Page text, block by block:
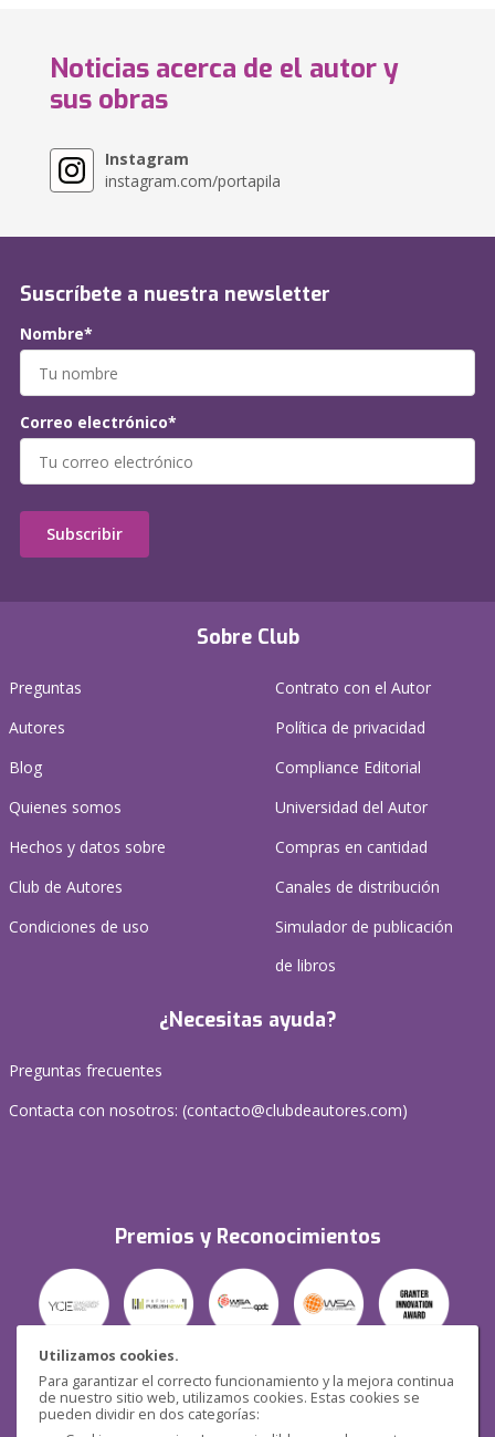
Utilizamos cookies.
Para garantizar el correcto funcionamiento y la mejora continua
de nuestro sitio web, utilizamos cookies. Estas cookies se
pueden dividir en dos categorías:
Noticias acerca de el autor y
sus obras
Instagram
instagram.com/portapila
Sobre Club
Preguntas
Autores
Blog
Quienes somos
Hechos y datos sobre
Club de Autores
Condiciones de uso
Contrato con el Autor
Política de privacidad
Compliance Editorial
Universidad del Autor
Compras en cantidad
Canales de distribución
Simulador de publicación
de libros
¿Necesitas ayuda?
Preguntas frecuentes
Contacta con nosotros: (contacto@clubdeautores.com)
Premios y Reconocimientos
Seguridad
Suscríbete a nuestra newsletter
Nombre*
Correo electrónico*
Subscribir